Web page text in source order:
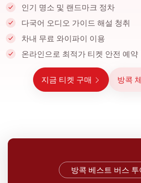
인기 명소 및 랜드마크 정차
다국어 오디오 가이드 해설 청취
차내 무료 와이파이 이용
온라인으로 최적가 티켓 안전 예약
지금 티켓 구매 방콕
방콕 베스트 버스 투